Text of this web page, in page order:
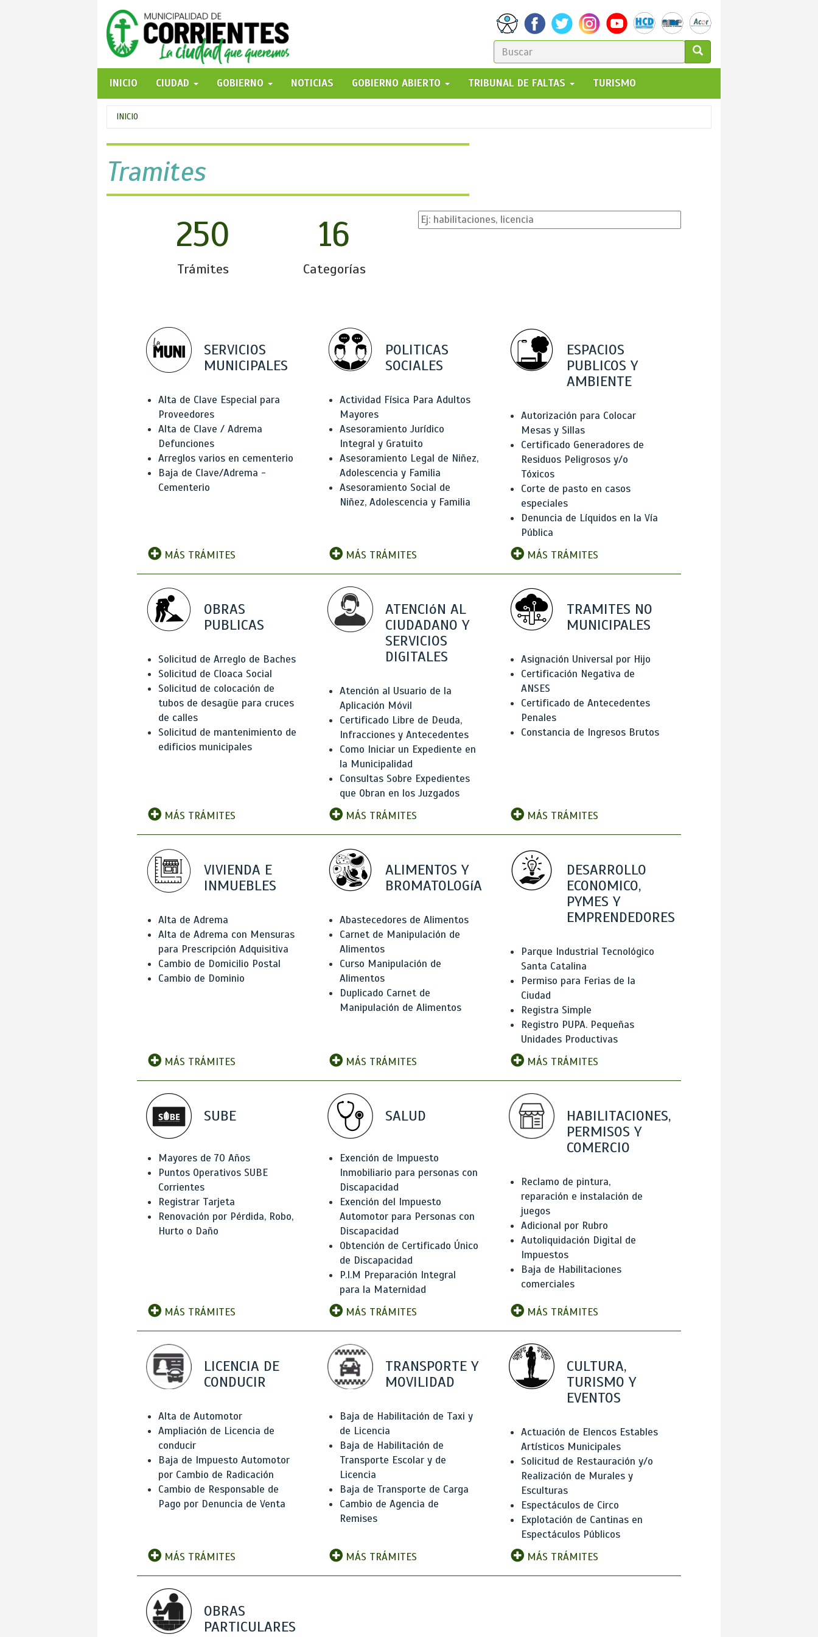
FORMULARIO
DE
BÚSQUEDA
GO!
INICIO
CIUDAD GOBIERNO NOTICIAS GOBIERNO ABIERTO TRIBUNAL DE FALTAS TURISMO
Se
encuentra
usted
aquí
INICIO
Tramites
250
Trámites
16
Categorías
SERVICIOS
MUNICIPALES
Alta de Clave Especial para
Proveedores
Alta de Clave / Adrema
Defunciones
Arreglos varios en cementerio
Baja de Clave/Adrema -
Cementerio
MÁS TRÁMITES
POLITICAS
SOCIALES
Actividad Física Para Adultos
Mayores
Asesoramiento Jurídico
Integral y Gratuito
Asesoramiento Legal de Niñez,
Adolescencia y Familia
Asesoramiento Social de
Niñez, Adolescencia y Familia
MÁS TRÁMITES
ESPACIOS
PUBLICOS Y
AMBIENTE
Autorización para Colocar
Mesas y Sillas
Certificado Generadores de
Residuos Peligrosos y/o
Tóxicos
Corte de pasto en casos
especiales
Denuncia de Líquidos en la Vía
Pública
MÁS TRÁMITES
OBRAS
PUBLICAS
Solicitud de Arreglo de Baches
Solicitud de Cloaca Social
Solicitud de colocación de
tubos de desagüe para cruces
de calles
Solicitud de mantenimiento de
edificios municipales
MÁS TRÁMITES
ATENCIóN AL
CIUDADANO Y
SERVICIOS
DIGITALES
Atención al Usuario de la
Aplicación Móvil
Certificado Libre de Deuda,
Infracciones y Antecedentes
Como Iniciar un Expediente en
la Municipalidad
Consultas Sobre Expedientes
que Obran en los Juzgados
MÁS TRÁMITES
TRAMITES NO
MUNICIPALES
Asignación Universal por Hijo
Certificación Negativa de
ANSES
Certificado de Antecedentes
Penales
Constancia de Ingresos Brutos
MÁS TRÁMITES
VIVIENDA E
INMUEBLES
Alta de Adrema
Alta de Adrema con Mensuras
para Prescripción Adquisitiva
Cambio de Domicilio Postal
Cambio de Dominio
MÁS TRÁMITES
ALIMENTOS Y
BROMATOLOGíA
Abastecedores de Alimentos
Carnet de Manipulación de
Alimentos
Curso Manipulación de
Alimentos
Duplicado Carnet de
Manipulación de Alimentos
MÁS TRÁMITES
DESARROLLO
ECONOMICO,
PYMES Y
EMPRENDEDORES
Parque Industrial Tecnológico
Santa Catalina
Permiso para Ferias de la
Ciudad
Registra Simple
Registro PUPA. Pequeñas
Unidades Productivas
MÁS TRÁMITES
SUBE
Mayores de 70 Años
Puntos Operativos SUBE
Corrientes
Registrar Tarjeta
Renovación por Pérdida, Robo,
Hurto o Daño
MÁS TRÁMITES
SALUD
Exención de Impuesto
Inmobiliario para personas con
Discapacidad
Exención del Impuesto
Automotor para Personas con
Discapacidad
Obtención de Certificado Único
de Discapacidad
P.I.M Preparación Integral
para la Maternidad
MÁS TRÁMITES
HABILITACIONES,
PERMISOS Y
COMERCIO
Reclamo de pintura,
reparación e instalación de
juegos
Adicional por Rubro
Autoliquidación Digital de
Impuestos
Baja de Habilitaciones
comerciales
MÁS TRÁMITES
LICENCIA DE
CONDUCIR
Alta de Automotor
Ampliación de Licencia de
conducir
Baja de Impuesto Automotor
por Cambio de Radicación
Cambio de Responsable de
Pago por Denuncia de Venta
MÁS TRÁMITES
TRANSPORTE Y
MOVILIDAD
Baja de Habilitación de Taxi y
de Licencia
Baja de Habilitación de
Transporte Escolar y de
Licencia
Baja de Transporte de Carga
Cambio de Agencia de
Remises
MÁS TRÁMITES
CULTURA,
TURISMO Y
EVENTOS
Actuación de Elencos Estables
Artísticos Municipales
Solicitud de Restauración y/o
Realización de Murales y
Esculturas
Espectáculos de Circo
Explotación de Cantinas en
Espectáculos Públicos
MÁS TRÁMITES
OBRAS
PARTICULARES